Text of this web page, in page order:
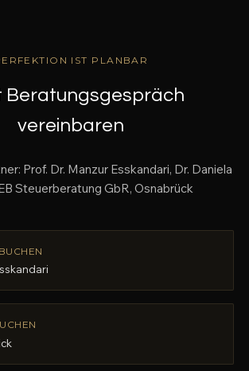
IST PLANBAR
Beratungsgespräch
vereinbaren
Prof. Dr. Manzur Esskandari, Dr. Daniela
Steuerberatung GbR, Osnabrück